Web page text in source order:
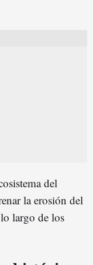
del
la erosión del
largo de los